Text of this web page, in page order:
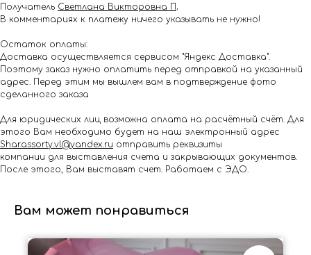
Получатель Светлана Викторовна П .
В комментариях к платежу ничего указывать не нужно!
Остаток оплаты:
Доставка осуществляется сервисом "Яндекс Доставка".
Поэтому заказ нужно оплатить перед отправкой на указанный
адрес. Перед этим мы вышлем вам в подтверждение фото
сделанного заказа
Для юридических лиц возможна оплата на расчётный счёт. Для
этого Вам необходимо будет на наш электронный адрес
Shar.assorty.vl@yandex.ru отправить реквизиты
компании для выставления счета и закрывающих документов.
После этого, Вам выставят счет. Работаем с ЭДО.
Вам может понравиться